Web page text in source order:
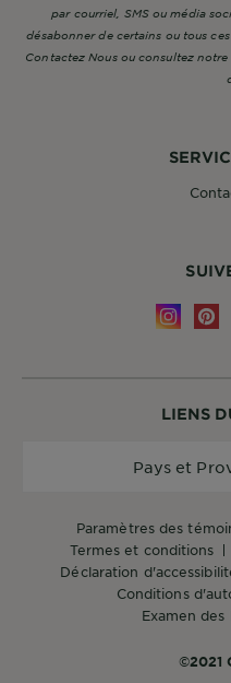
LIENS
paramètres des
termes et conditions
déclaration
conditions
examen
©2021
Pays et
par courriel, SMS ou média
désabonner de certains ou tous
Contactez Nous ou consultez